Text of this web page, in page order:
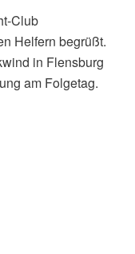
Club
Helfern begrüßt.
in Flensburg
am Folgetag.